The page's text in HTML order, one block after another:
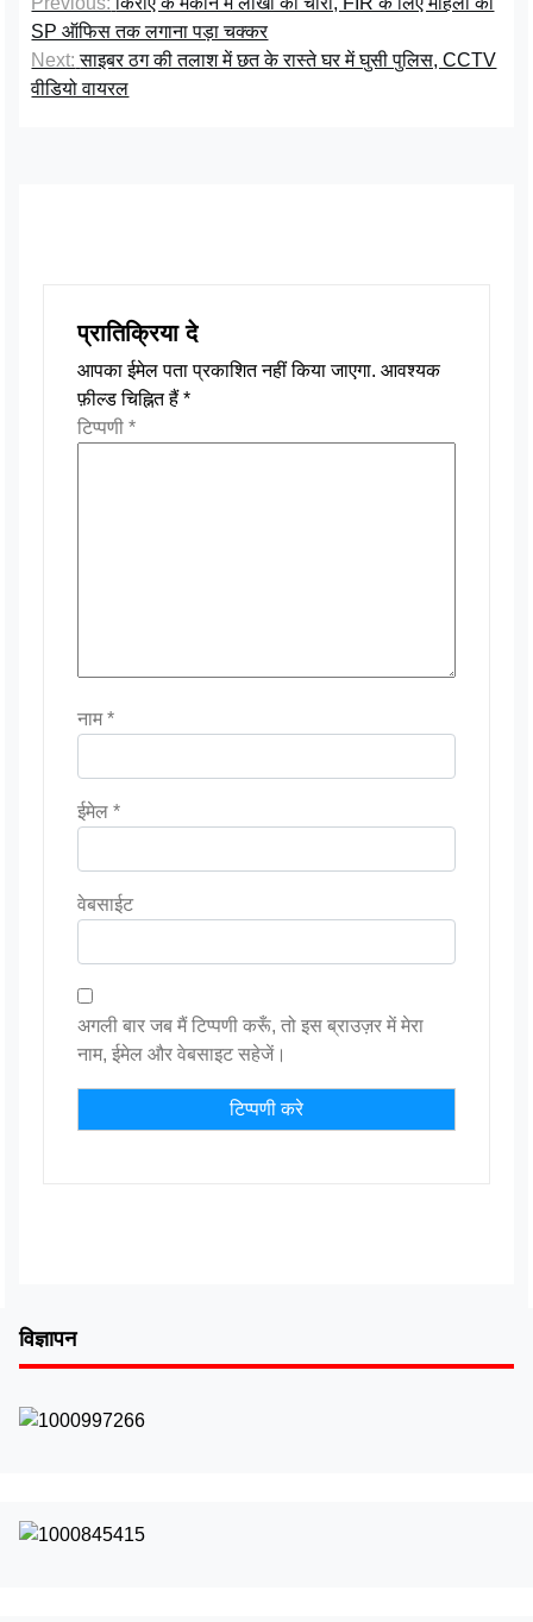
SP ऑफिस तक लगाना पड़ा चक्कर
Next: साइबर ठग की तलाश में छत के रास्ते घर में घुसी पुलिस, CCTV
वीडियो वायरल
प्रातिक्रिया दे
आपका ईमेल पता प्रकाशित नहीं किया जाएगा. आवश्यक
फ़ील्ड चिह्नित हैं*
टिप्पणी*
नाम*
ईमेल*
वेबसाईट
अगली बार जब मैं टिप्पणी करूँ, तो इस ब्राउज़र में मेरा
नाम, ईमेल और वेबसाइट सहेजें।
विज्ञापन